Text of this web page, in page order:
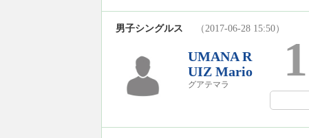
男子シングルス （2017-06-28 15:50）
UMANA R
UIZ Mario
グアテマラ 1